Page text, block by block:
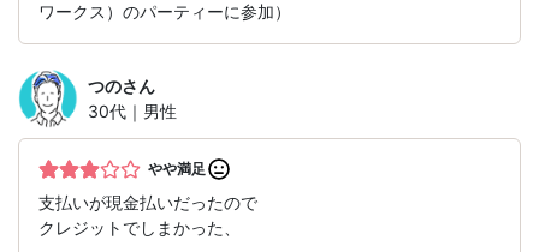
ワークス）のパーティーに参加）
つのさん
30代｜男性
やや満足
支払いが現金払いだったので
クレジットでしまかった、